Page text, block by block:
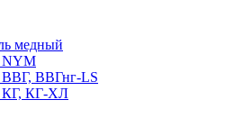
медный
NYM
ВВГ, ВВГнг-LS
КГ, КГ-ХЛ